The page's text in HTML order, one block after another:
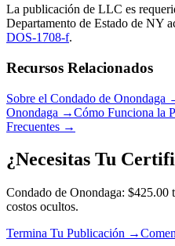
La publicación de LLC es
Departamento de Estado de NY
DOS-1708-f.
Recursos Relacionados
Sobre el Condado de Onondaga
Onondaga →Cómo Funciona la
Frecuentes →
¿Necesitas Tu
Condado de Onondaga:
costos ocultos.
Termina Tu Publicación →